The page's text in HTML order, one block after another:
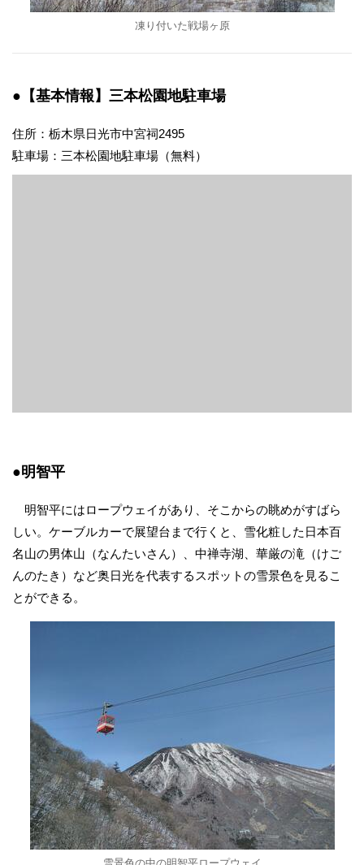
凍り付いた戦場ヶ原
●【基本情報】三本松園地駐車場
住所：栃木県日光市中宮祠2495
駐車場：三本松園地駐車場（無料）
●明智平
明智平にはロープウェイがあり、そこからの眺めがすばら
しい。ケーブルカーで展望台まで行くと、雪化粧した日本百
名山の男体山（なんたいさん）、中禅寺湖、華厳の滝（けご
んのたき）など奥日光を代表するスポットの雪景色を見るこ
とができる。